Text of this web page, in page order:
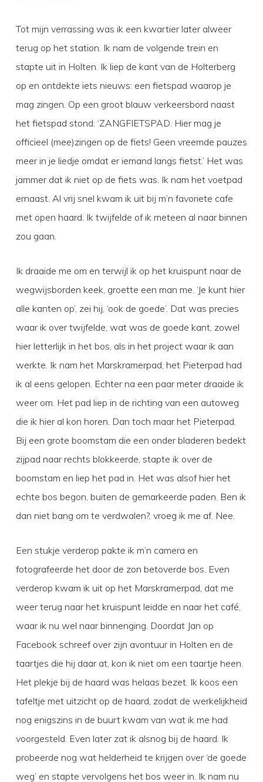
Tot mijn verrassing was ik een kwartier later alweer
terug op het station. Ik nam de volgende trein en
stapte uit in Holten. Ik liep de kant van de Holterberg
op en ontdekte iets nieuws: een fietspad waarop je
mag zingen. Op een groot blauw verkeersbord naast
het fietspad stond: ‘ZANGFIETSPAD. Hier mag je
officieel (mee)zingen op de fiets! Geen vreemde pauzes
meer in je liedje omdat er iemand langs fietst.’ Het was
jammer dat ik niet op de fiets was. Ik nam het voetpad
ernaast. Al vrij snel kwam ik uit bij m’n favoriete cafe
met open haard. Ik twijfelde of ik meteen al naar binnen
zou gaan.
Ik draaide me om en terwijl ik op het kruispunt naar de
wegwijsborden keek, groette een man me. ‘Je kunt hier
alle kanten op’, zei hij, ‘ook de goede’. Dat was precies
waar ik over twijfelde, wat was de goede kant, zowel
hier letterlijk in het bos, als in het project waar ik aan
werkte. Ik nam het Marskramerpad, het Pieterpad had
ik al eens gelopen. Echter na een paar meter draaide ik
weer om. Het pad liep in de richting van een autoweg
die ik hier al kon horen. Dan toch maar het Pieterpad.
Bij een grote boomstam die een onder bladeren bedekt
zijpad naar rechts blokkeerde, stapte ik over de
boomstam en liep het pad in. Het was alsof hier het
echte bos begon, buiten de gemarkeerde paden. Ben ik
dan niet bang om te verdwalen?, vroeg ik me af. Nee.
Een stukje verderop pakte ik m’n camera en
fotografeerde het door de zon betoverde bos. Even
verderop kwam ik uit op het Marskramerpad, dat me
weer terug naar het kruispunt leidde en naar het café,
waar ik nu wel naar binnenging. Doordat Jan op
Facebook schreef over zijn avontuur in Holten en de
taartjes die hij daar at, kon ik niet om een taartje heen.
Het plekje bij de haard was helaas bezet. Ik koos een
tafeltje met uitzicht op de haard, zodat de werkelijkheid
nog enigszins in de buurt kwam van wat ik me had
voorgesteld. Even later zat ik alsnog bij de haard. Ik
probeerde nog wat helderheid te krijgen over ‘de goede
weg’ en stapte vervolgens het bos weer in. Ik nam nu